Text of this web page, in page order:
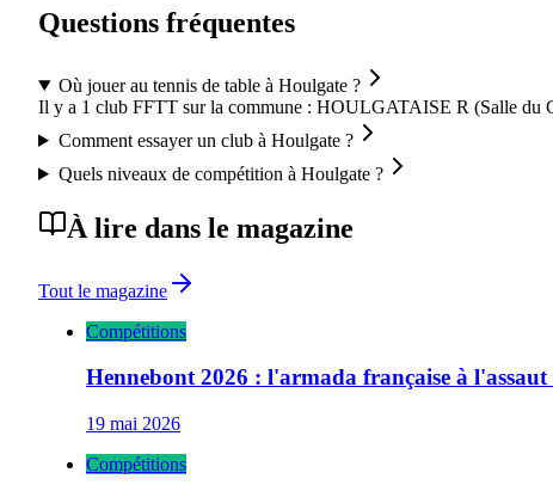
Questions fréquentes
Où jouer au tennis de table à Houlgate ?
Il y a 1 club FFTT sur la commune : HOULGATAISE R (Salle
Comment essayer un club à Houlgate ?
Quels niveaux de compétition à Houlgate ?
À lire dans le magazine
Tout le magazine
Compétitions
Hennebont 2026 : l'armada française à
19 mai 2026
Compétitions